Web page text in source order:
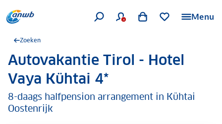
Menu
Zoeken
.Autovakantie Tirol - Hotel
Vaya Kühtai 4*
8-daags halfpension arrangement in Kühtai
Oostenrijk